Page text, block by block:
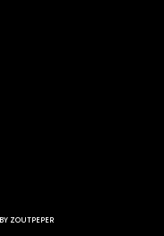
ZOUTPEPER